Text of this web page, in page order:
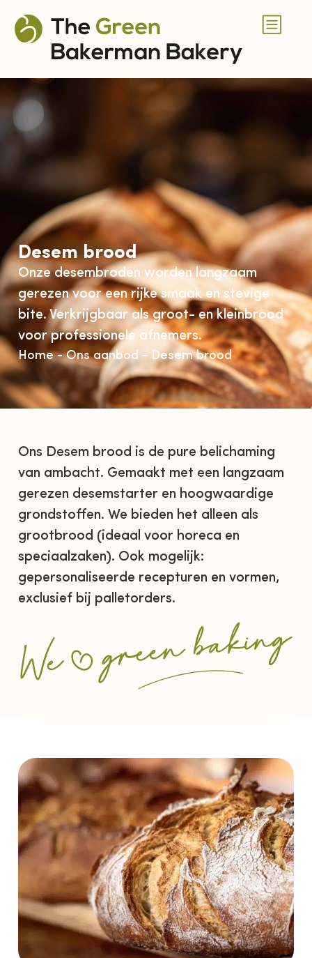
Desem brood
Onze desembroden worden langzaam
gerezen voor een rijke smaak en stevige
bite. Verkrijgbaar als groot- en kleinbrood
voor professionele afnemers.
Home-Ons aanbod -Desem brood
Ons Desem brood is de pure belichaming
van ambacht. Gemaakt met een langzaam
gerezen desemstarter en hoogwaardige
grondstoffen. We bieden het alleen als
grootbrood (ideaal voor horeca en
speciaalzaken). Ook mogelijk:
gepersonaliseerde recepturen en vormen,
exclusief bij palletorders.